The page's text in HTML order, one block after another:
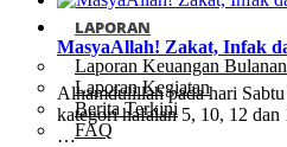
LAPORAN
Laporan Keuangan
Laporan Kegiatan
Berita Terkini
FAQ
MasyaAllah! Zakat, Infak
Alhamdulillah pada hari
kategori hafalan 5, 10, 12
…